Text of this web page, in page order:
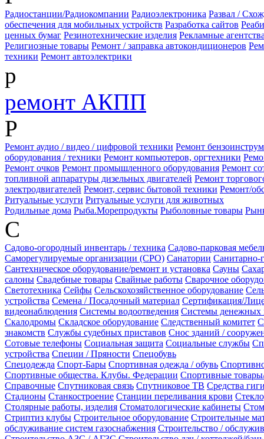
Радиостанции/Радиокомпании Радиоэлектроника Развал /
обеспечения для мобильных устройств Разработка сайтов
ценных бумаг Резинотехнические изделия Рекламные
Религиозные товары Ремонт / заправка автокондиционеров
техники Ремонт автоэлектрики
р
ремонт АКПП
Р
Ремонт аудио / видео / цифровой техники Ремонт
оборудования / техники Ремонт компьютеров, оргтехники
Ремонт очков Ремонт промышленного оборудования Ремонт
топливной аппаратуры дизельных двигателей Ремонт
электродвигателей Ремонт, сервис бытовой техники Ремонт/
Ритуальные услуги Ритуальные услуги для животных
Родильные дома Рыба.Морепродукты Рыболовные товары
С
Садово-огородный инвентарь / техника Садово-парковая
Саморегулируемые организации (СРО) Санатории Санитарно-
Сантехническое оборудование/ремонт и установка Сауны
салоны Свадебные товары Свайные работы Сварочное
Светотехника Сейфы Сельскохозяйственное оборудование
устройства Семена / Посадочный материал Сертификация/
видеонаблюдения Системы водоотведения Системы денежных
Скалодромы Складское оборудование Следственный комитет
знакомств Службы судебных приставов Снос зданий /
Сотовые телефоны Социальная защита Социальные службы
устройства Специи / Пряности Спецобувь
Спецодежда Спорт-Бары Спортивная одежда / обувь
Спортивные общества. Клубы. Федерации Спортивные
Справочные Спутниковая связь Спутниковое ТВ Средства
Стадионы Станкостроение Станции переливания крови
Столярные работы, изделия Стоматологические кабинеты
Стриптиз клубы Строительное оборудование Строительные
обслуживание систем газоснабжения Строительство /